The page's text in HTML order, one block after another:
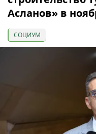
Асланов» в
СОЦИУМ